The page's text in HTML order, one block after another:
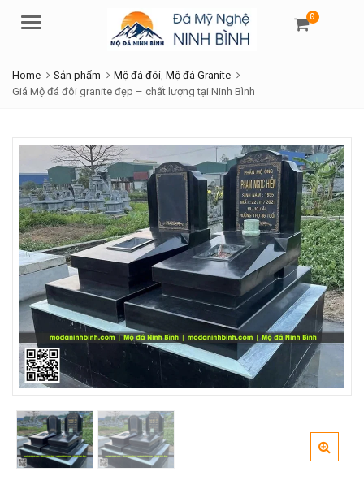
Menu
0
Home Sản phẩm Mộ đá đôi Mộ đá Granite
Giá Mộ đá đôi granite đẹp – chất lượng tại Ninh Bình